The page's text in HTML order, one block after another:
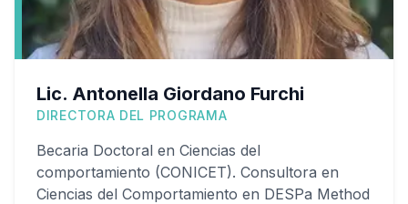
Lic. Antonella Giordano Furchi
DIRECTORA DEL PROGRAMA
Becaria Doctoral en Ciencias del
comportamiento (CONICET). Consultora en
Ciencias del Comportamiento en DESPa Method